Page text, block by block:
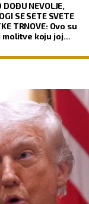
DOĐU NEVOLJE,
SE SETE SVETE
TRNOVE: Ovo su
molitve koju joj